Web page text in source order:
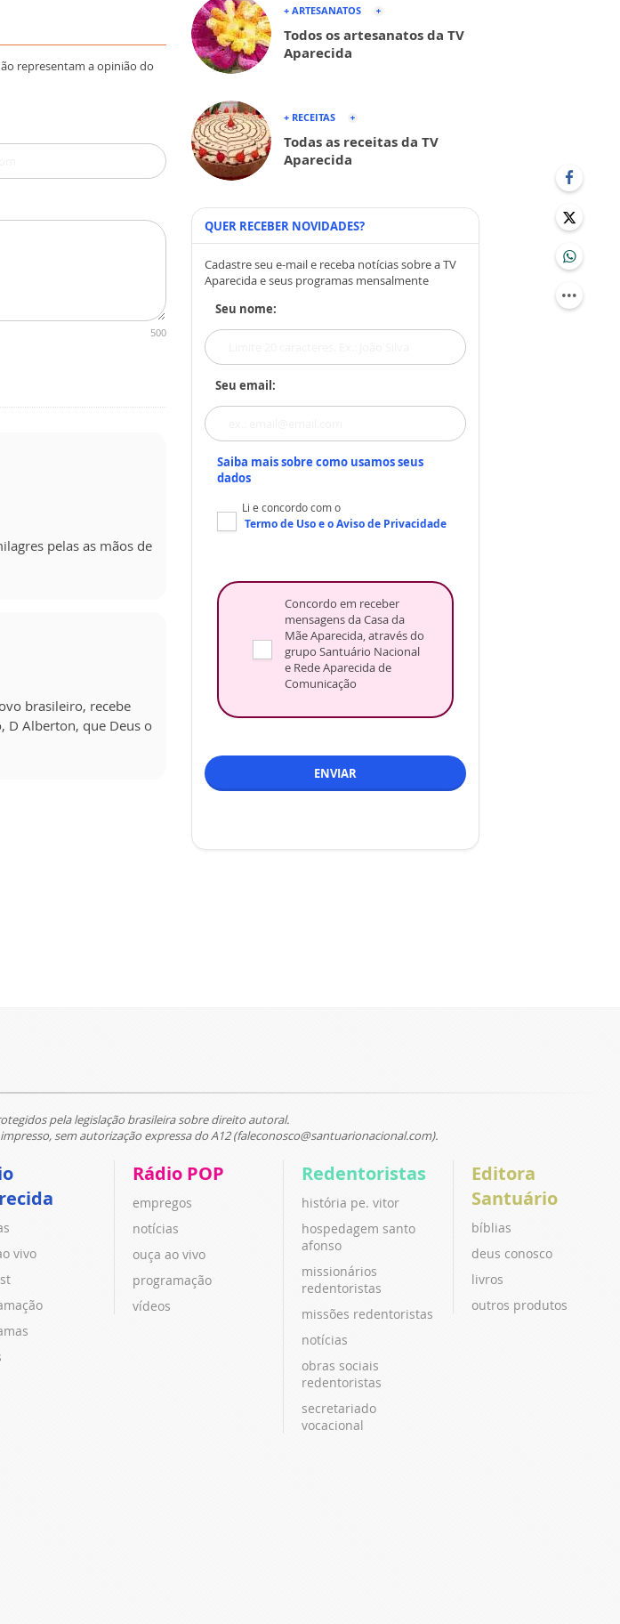
representam a opinião do
500
pelas as mãos de
brasileiro, recebe
D Alberton, que Deus o
+ ARTESANATOS
Todos os artesanatos da TV
Aparecida
+ RECEITAS
Todas as receitas da TV
Aparecida
QUER RECEBER NOVIDADES?
Cadastre seu e-mail e receba notícias sobre a TV
Aparecida e seus programas mensalmente
Seu nome:
Seu email:
Saiba mais sobre como usamos seus
dados
Li e concordo com o
Termo de Usoe oAviso de Privacidade
Concordo em receber
mensagens da Casa da
Mãe Aparecida, através do
grupo Santuário Nacional
e Rede Aparecida de
Comunicação
ENVIAR
pela legislação brasileira sobre direito autoral.
sem autorização expressa do A12 (faleconosco@santuarionacional.com).
vivo
Rádio POP
empregos
notícias
ouça ao vivo
programação
vídeos
Redentoristas
história pe. vitor
hospedagem santo
afonso
missionários
redentoristas
missões redentoristas
notícias
obras sociais
redentoristas
secretariado
vocacional
Editora
Santuário
bíblias
deus conosco
livros
outros produtos